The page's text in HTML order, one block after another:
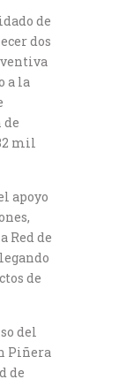
de
dos
a la
de
mil
apoyo
Red de
de
del
Piñera
de